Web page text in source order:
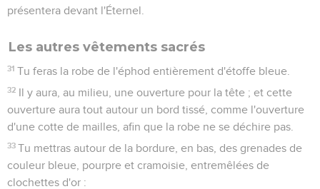
présentera devant l'Éternel.
Les autres vêtements sacrés
31 Tu feras la robe de l'éphod entièrement d'étoffe bleue.
32 Il y aura, au milieu, une ouverture pour la tête ; et cette
ouverture aura tout autour un bord tissé, comme l'ouverture
d'une cotte de mailles, afin que la robe ne se déchire pas.
33 Tu mettras autour de la bordure, en bas, des grenades de
couleur bleue, pourpre et cramoisie, entremêlées de
clochettes d'or :